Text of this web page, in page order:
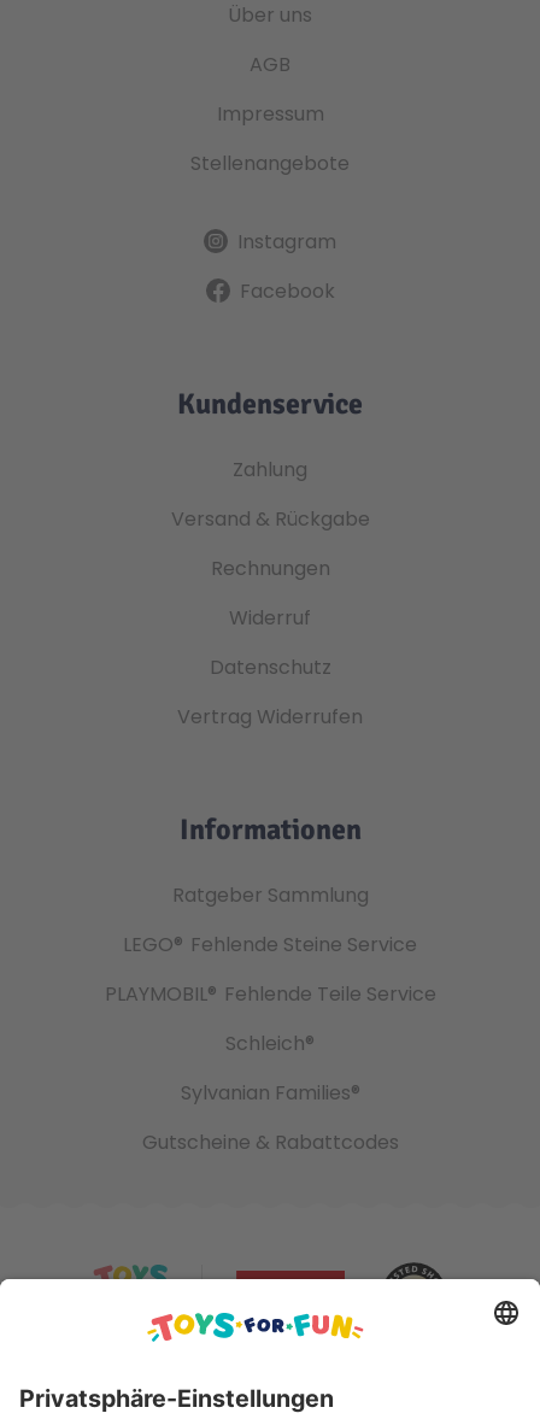
Über uns
AGB
Impressum
Stellenangebote
Instagram
Facebook
Kundenservice
Zahlung
Versand & Rückgabe
Rechnungen
Widerruf
Datenschutz
Vertrag Widerrufen
Informationen
Ratgeber Sammlung
LEGO® Fehlende Steine Service
PLAYMOBIL® Fehlende Teile Service
Schleich®
Sylvanian Families®
Gutscheine & Rabattcodes
Sicher bezahlen mit: